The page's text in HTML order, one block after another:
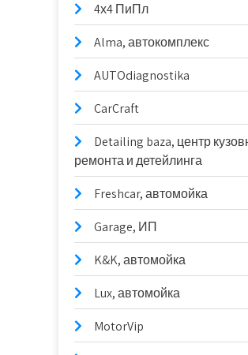
4х4 ПиПл
Alma, автокомплекс
AUTOdiagnostika
CarCraft
Detailing baza, центр
ремонта и детейлинга
Freshcar, автомойка
Garage, ИП
K&K, автомойка
Lux, автомойка
MotorVip